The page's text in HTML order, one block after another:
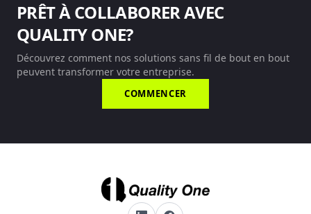
PRÊT À COLLABORER AVEC
QUALITY ONE?
Découvrez comment nos solutions sans fil de bout en bout
peuvent transformer votre entreprise.
COMMENCER